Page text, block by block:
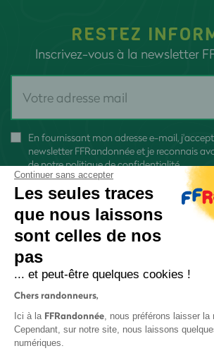
RESTEZ
Inscrivez-vous à la newsletter
En fournissant mon adresse e-mail,
newsletter FFRandonnée et je reconnais
denotre politique de confidentialité
Continuer sans accepter
Les seules traces
que nous laissons
sont celles de nos
pas
... et peut-être quelques cookies !
Chers randonneurs,
Ici à la FFRandonnée, nous préférons laisser la
Cependant, sur notre site, nous laissons
numériques.